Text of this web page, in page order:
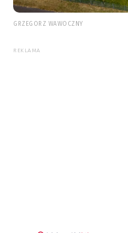
GRZEGORZ WAWOCZNY
REKLAMA